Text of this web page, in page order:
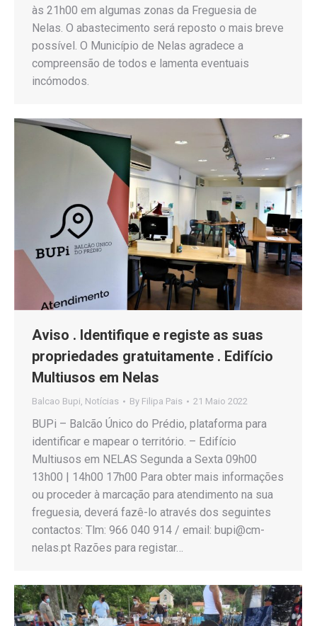
às 21h00 em algumas zonas da Freguesia de
Nelas. O abastecimento será reposto o mais breve
possível. O Município de Nelas agradece a
compreensão de todos e lamenta eventuais
incómodos.
Aviso . Identifique e registe as suas
propriedades gratuitamente . Edifício
Multiusos em Nelas
Balcao Bupi, Notícias By Filipa Pais 21 Maio 2022
BUPi – Balcão Único do Prédio, plataforma para
identificar e mapear o território. – Edifício
Multiusos em NELAS Segunda a Sexta 09h00
13h00 | 14h00 17h00 Para obter mais informações
ou proceder à marcação para atendimento na sua
freguesia, deverá fazê-lo através dos seguintes
contactos: Tlm: 966 040 914 / email: bupi@cm-
nelas.pt Razões para registar…